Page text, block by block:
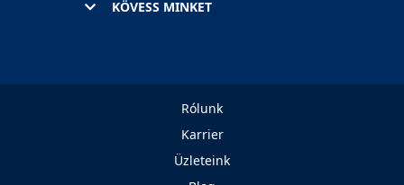
KÖVESS MINKET
Rólunk
Karrier
Üzleteink